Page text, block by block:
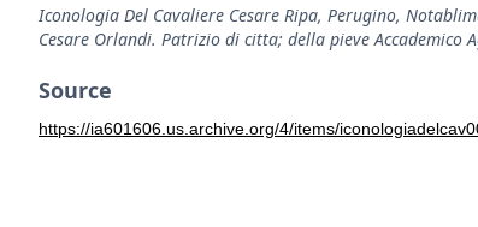
Iconologia Del Cavaliere Cesare Ripa, Perugino,
Cesare Orlandi. Patrizio di citta; della pieve Accademico
Source
https://ia601606.us.archive.org/4/items/